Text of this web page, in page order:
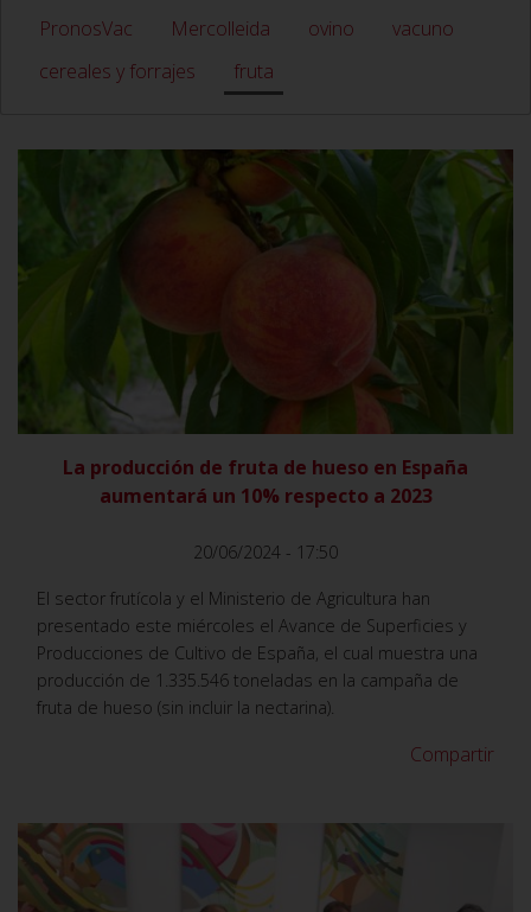
PronosVac
Mercolleida ovino
vacuno
cereales y forrajes
fruta
La producción de fruta de hueso en España
aumentará un 10% respecto a 2023
20/06/2024 - 17:50
El sector frutícola y el Ministerio de Agricultura han
presentado este miércoles el Avance de Superficies y
Producciones de Cultivo de España, el cual muestra una
producción de 1.335.546 toneladas en la campaña de
fruta de hueso (sin incluir la nectarina).
Compartir